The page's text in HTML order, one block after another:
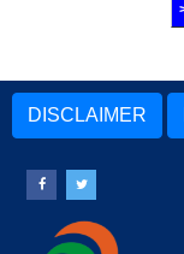
DISCLAIMER